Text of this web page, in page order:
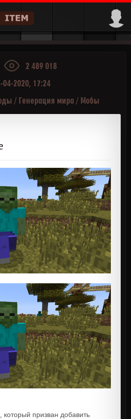
2 489 018
04-2020, 17:24
/ Генерация мира / Мобы
призван добавить